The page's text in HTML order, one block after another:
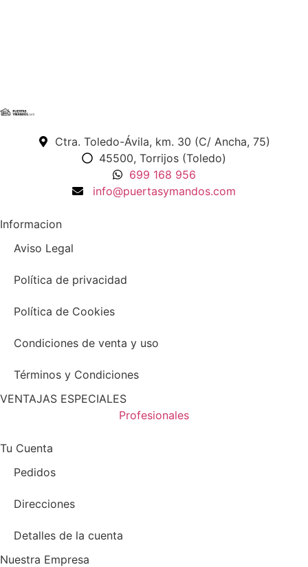
Ctra. Toledo-Ávila, km. 30 (C/ Ancha, 75)
45500, Torrijos (Toledo)
699 168 956
info@puertasymandos.com
Informacion
Aviso Legal
Política de privacidad
Política de Cookies
Condiciones de venta y uso
Términos y Condiciones
VENTAJAS ESPECIALES
Profesionales
Tu Cuenta
Pedidos
Direcciones
Detalles de la cuenta
Nuestra Empresa